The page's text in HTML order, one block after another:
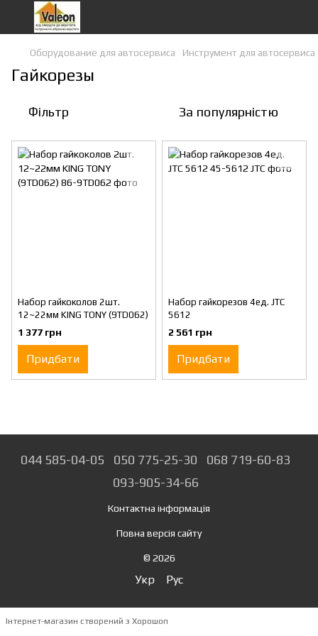
Оборудование для автосервиса Инструмент для автосервиса
Гайкорезы
Фільтр За популярністю
Набор гайкоколов 2шт.
12~22мм KING TONY (9TD062)
1 377 грн
Придбати
Набор гайкорезов 4ед. JTC
5612
2 561 грн
Придбати
044 585-04-05 050 775-25-30
068 719-60-83
093-905-34-66
Контактна інформація
Повна версія сайту
© 2026
Укр Рус
Інтернет-магазин створений з Хорошоп